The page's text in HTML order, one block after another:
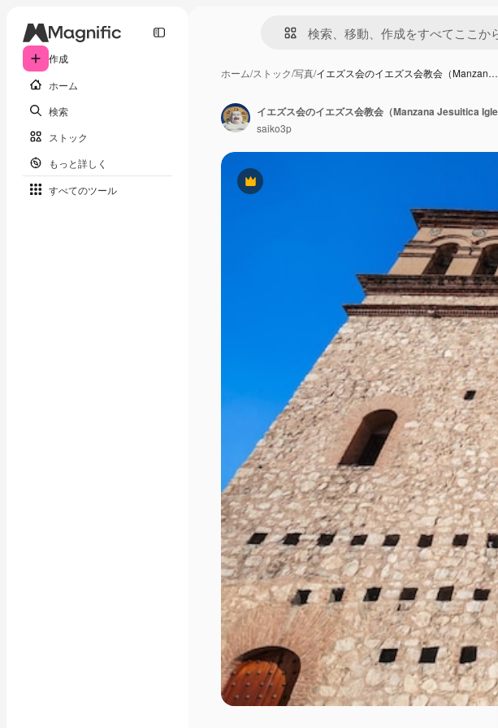
作成
ホーム
検索
ストック
もっと詳しく
すべてのツール
ホーム/ストック/写真/イエズス会のイエズス会教会（Manzan…
Premium
saiko3p